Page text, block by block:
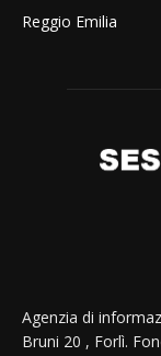
Reggio Emilia
Agenzia di
Bruni 20 , Forlì.